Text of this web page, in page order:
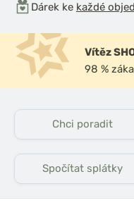
Dárek ke každé
Vítěz
98 %
Chci poradit
Spočítat splátky